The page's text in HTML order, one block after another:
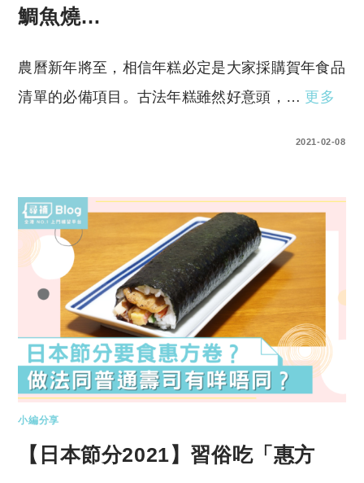
鯛魚燒…
農曆新年將至，相信年糕必定是大家採購賀年食品
清單的必備項目。古法年糕雖然好意頭，… 更多
2021-02-08
小編分享
【日本節分2021】習俗吃「惠方